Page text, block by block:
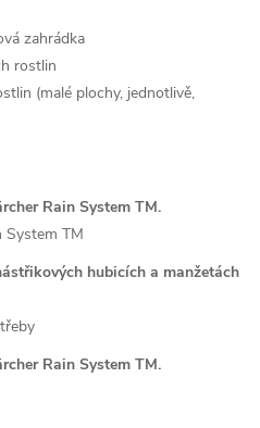
zahrádka
rostlin
(malé plochy, jednotlivě,
Rain System TM.
System TM
hubicích a manžetách
Rain System TM.